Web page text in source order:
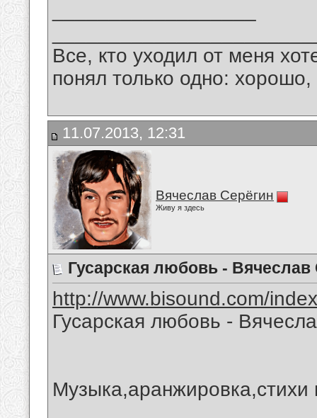
Все, кто уходил от меня
понял только одно:
11.07.2013, 12:31
Вячеслав Серёгин
Живу я здесь
Гусарская любовь - Вячеслав
http://www.bisound.com/
Гусарская любовь -